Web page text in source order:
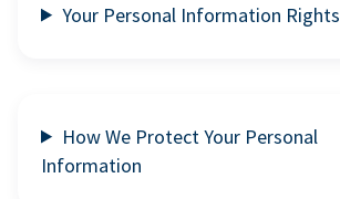
Your Personal Information Rights
How We Protect Your Personal
Information